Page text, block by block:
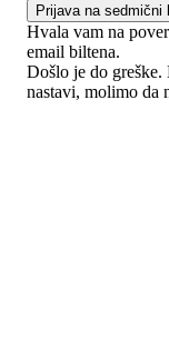
Prijava na sedmični
Hvala vam na
email biltena.
Došlo je do
nastavi, molimo da